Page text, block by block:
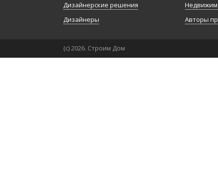
Дизайнерские решения
Дизайнеры
Авторы
(с) 2026. Строим Дом